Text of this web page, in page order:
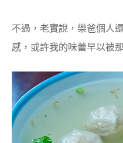
不過，老實說，樂爸個人
感，或許我的味蕾早以被